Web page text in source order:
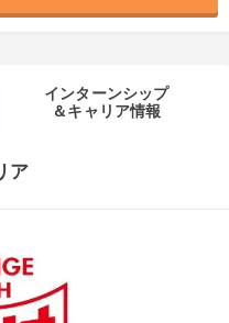
就活チャンネル
インターンシップ
＆キャリア情報
ア